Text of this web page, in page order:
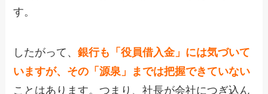
す。
したがって、銀行も「役員借入金」には気づいて
いますが、その「源泉」までは把握できていない
ことはあります。つまり、社長が会社につぎ込ん